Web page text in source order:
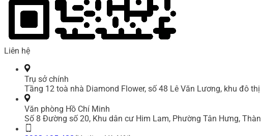
Liên hệ
Trụ sở chính
Tầng 12 toà nhà Diamond Flower, số 48 Lê Văn Lương, khu đô
Văn phòng Hồ Chí Minh
Số 8 Đường số 20, Khu dân cư Him Lam, Phường Tân Hưng,